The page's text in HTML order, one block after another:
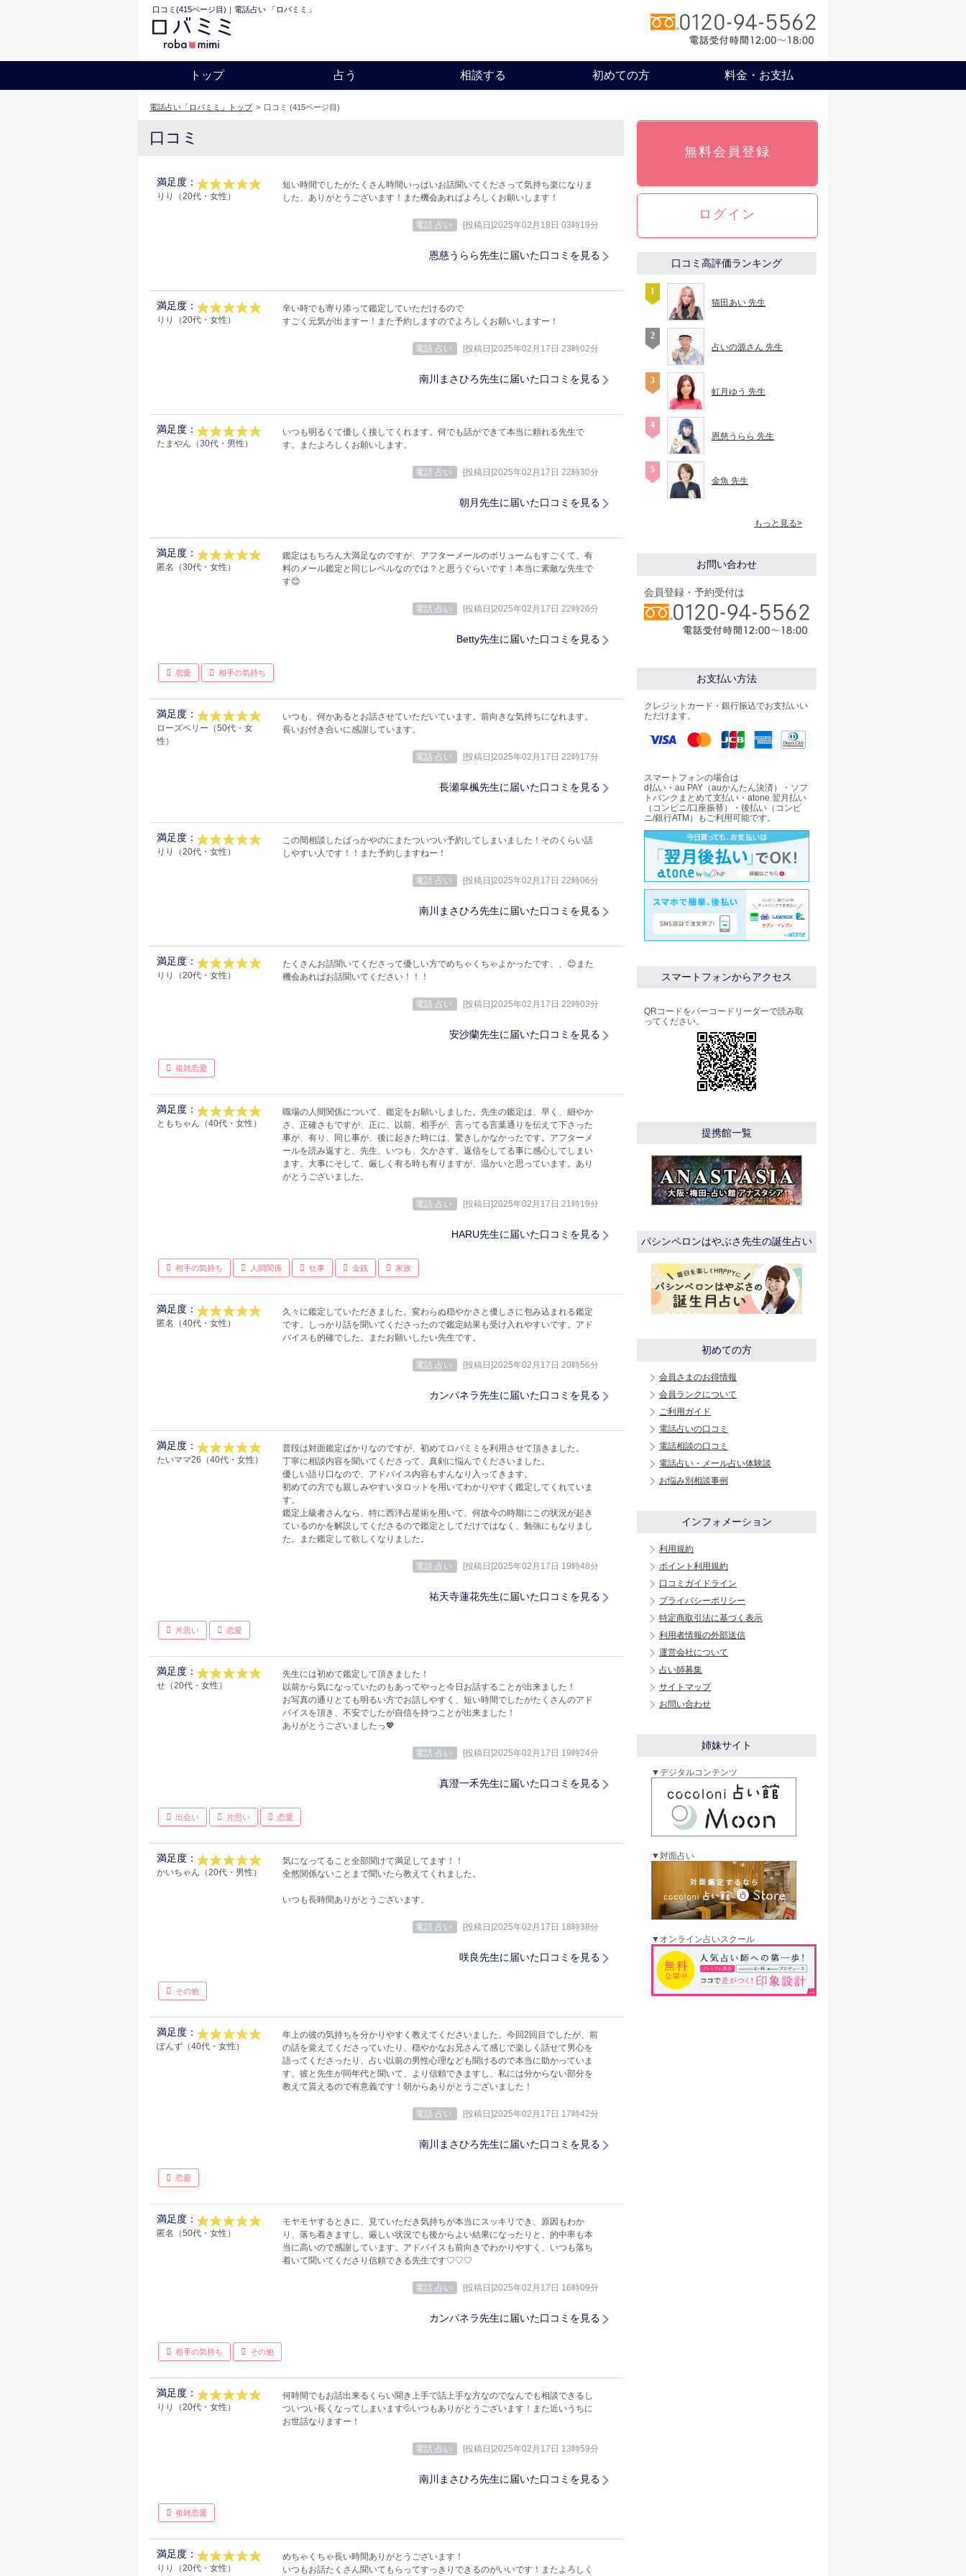
口コミ(415ページ目)｜電話占い 「ロバミミ」
トップ 占う 相談する 初めての方 料金・お支払
電話占い「ロバミミ」トップ > 口コミ (415ページ目)
口コミ
満足度：
りり（20代・女性）
短い時間でしたがたくさん時間いっぱいお話聞いてくださって気持ち楽になりま
した、ありがとうございます！また機会あればよろしくお願いします！
電話 占い [投稿日]2025年02月18日 03時19分
恩慈うらら先生に届いた口コミを見る
満足度：
りり（20代・女性）
辛い時でも寄り添って鑑定していただけるので
すごく元気が出ますー！また予約しますのでよろしくお願いしますー！
電話 占い [投稿日]2025年02月17日 23時02分
南川まさひろ先生に届いた口コミを見る
満足度：
たまやん（30代・男性）
いつも明るくて優しく接してくれます。何でも話ができて本当に頼れる先生で
す。またよろしくお願いします。
電話 占い [投稿日]2025年02月17日 22時30分
朝月先生に届いた口コミを見る
満足度：
匿名（30代・女性）
鑑定はもちろん大満足なのですが、アフターメールのボリュームもすごくて、有
料のメール鑑定と同じレベルなのでは？と思うぐらいです！本当に素敵な先生で
す😊
電話 占い [投稿日]2025年02月17日 22時26分
Betty先生に届いた口コミを見る
恋愛 相手の気持ち
満足度：
ローズベリー（50代・女
性）
いつも、何かあるとお話させていただいています。前向きな気持ちになれます。
長いお付き合いに感謝しています。
電話 占い [投稿日]2025年02月17日 22時17分
長瀬皐楓先生に届いた口コミを見る
満足度：
りり（20代・女性）
この間相談したばっかやのにまたついつい予約してしまいました！そのくらい話
しやすい人です！！また予約しますねー！
電話 占い [投稿日]2025年02月17日 22時06分
南川まさひろ先生に届いた口コミを見る
満足度：
りり（20代・女性）
たくさんお話聞いてくださって優しい方でめちゃくちゃよかったです、、😊また
機会あればお話聞いてください！！！
電話 占い [投稿日]2025年02月17日 22時03分
安沙蘭先生に届いた口コミを見る
複雑恋愛
満足度：
ともちゃん（40代・女性）
職場の人間関係について、鑑定をお願いしました。先生の鑑定は、早く、細やか
さ、正確さもですが、正に、以前、相手が、言ってる言葉通りを伝えて下さった
事が、有り、同じ事が、後に起きた時には、驚きしかなかったです。アフターメ
ールを読み返すと、先生、いつも、欠かさす、返信をしてる事に感心してしまい
ます。大事にそして、厳しく有る時も有りますが、温かいと思っています。あり
がとうございました。
電話 占い [投稿日]2025年02月17日 21時19分
HARU先生に届いた口コミを見る
相手の気持ち 人間関係 仕事 金銭 家族
満足度：
匿名（40代・女性）
久々に鑑定していただきました。変わらぬ穏やかさと優しさに包み込まれる鑑定
です。しっかり話を聞いてくださったので鑑定結果も受け入れやすいです。アド
バイスも的確でした。またお願いしたい先生です。
電話 占い [投稿日]2025年02月17日 20時56分
カンパネラ先生に届いた口コミを見る
満足度：
たいママ26（40代・女性）
普段は対面鑑定ばかりなのですが、初めてロバミミを利用させて頂きました。
丁寧に相談内容を聞いてくださって、真剣に悩んでくださいました。
優しい語り口なので、アドバイス内容もすんなり入ってきます。
初めての方でも親しみやすいタロットを用いてわかりやすく鑑定してくれていま
す。
鑑定上級者さんなら、特に西洋占星術を用いて、何故今の時期にこの状況が起き
ているのかを解説してくださるので鑑定としてだけではなく、勉強にもなりまし
た。また鑑定して欲しくなりました。
電話 占い [投稿日]2025年02月17日 19時48分
祐天寺蓮花先生に届いた口コミを見る
片思い 恋愛
満足度：
せ（20代・女性）
先生には初めて鑑定して頂きました！
以前から気になっていたのもあってやっと今日お話することが出来ました！
お写真の通りとても明るい方でお話しやすく、短い時間でしたがたくさんのアド
バイスを頂き、不安でしたが自信を持つことが出来ました！
ありがとうございましたっ💖
電話 占い [投稿日]2025年02月17日 19時24分
真澄一禾先生に届いた口コミを見る
出会い 片思い 恋愛
満足度：
かいちゃん（20代・男性）
気になってること全部聞けて満足してます！！
全然関係ないことまで聞いたら教えてくれました。
いつも長時間ありがとうございます。
電話 占い [投稿日]2025年02月17日 18時38分
咲良先生に届いた口コミを見る
その他
満足度：
ぽんず（40代・女性）
年上の彼の気持ちを分かりやすく教えてくださいました。今回2回目でしたが、前
の話を覚えてくださっていたり、穏やかなお兄さんて感じで楽しく話せて男心を
語ってくださったり、占い以前の男性心理なども聞けるので本当に助かっていま
す。彼と先生が同年代と聞いて、より信頼できますし、私には分からない部分を
教えて貰えるので有意義です！朝からありがとうございました！
電話 占い [投稿日]2025年02月17日 17時42分
南川まさひろ先生に届いた口コミを見る
恋愛
満足度：
匿名（50代・女性）
モヤモヤするときに、見ていただき気持ちが本当にスッキリでき、原因もわか
り、落ち着きますし、厳しい状況でも後からよい結果になったりと、的中率も本
当に高いので感謝しています。アドバイスも前向きでわかりやすく、いつも落ち
着いて聞いてくださり信頼できる先生です♡♡♡
電話 占い [投稿日]2025年02月17日 16時09分
カンパネラ先生に届いた口コミを見る
相手の気持ち その他
満足度：
りり（20代・女性）
何時間でもお話出来るくらい聞き上手で話上手な方なのでなんでも相談できるし
ついつい長くなってしまいます💦いつもありがとうございます！また近いうちに
お世話なりますー！
電話 占い [投稿日]2025年02月17日 13時59分
南川まさひろ先生に届いた口コミを見る
複雑恋愛
満足度：
りり（20代・女性）
めちゃくちゃ長い時間ありがとうございます！
いつもお話たくさん聞いてもらってすっきりできるのがいいです！またよろしく
無料会員登録
ログイン
口コミ高評価ランキング
猫田あい 先生
占いの源さん 先生
虹月ゆう 先生
恩慈うらら 先生
金魚 先生
もっと見る>
お問い合わせ
会員登録・予約受付は
お支払い方法
クレジットカード・銀行振込でお支払いい
ただけます。
スマートフォンの場合は
d払い・au PAY（auかんたん決済）・ソフ
トバンクまとめて支払い・atone 翌月払い
（コンビニ/口座振替）・後払い（コンビ
ニ/銀行ATM）もご利用可能です。
スマートフォンからアクセス
QRコードをバーコードリーダーで読み取
ってください。
提携館一覧
パシンペロンはやぶさ先生の誕生占い
初めての方
会員さまのお得情報
会員ランクについて
ご利用ガイド
電話占いの口コミ
電話相談の口コミ
電話占い・メール占い体験談
お悩み別相談事例
インフォメーション
利用規約
ポイント利用規約
口コミガイドライン
プライバシーポリシー
特定商取引法に基づく表示
利用者情報の外部送信
運営会社について
占い師募集
サイトマップ
お問い合わせ
姉妹サイト
▼デジタルコンテンツ
▼対面占い
▼オンライン占いスクール